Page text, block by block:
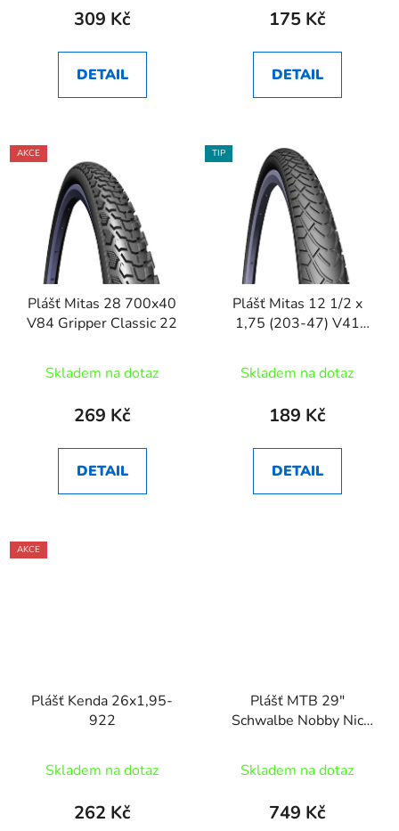
309 Kč
DETAIL
175 Kč
DETAIL
AKCE
Plášť Mitas 28 700x40
V84 Gripper Classic 22
Skladem na dotaz
269 Kč
DETAIL
TIP
Plášť Mitas 12 1/2 x
1,75 (203-47) V41
Skladem na dotaz
189 Kč
DETAIL
AKCE
Plášť Kenda 26x1,95-
922
Skladem na dotaz
262 Kč
Plášť MTB 29"
Schwalbe Nobby Nic
29x2,40 kevlar
Skladem na dotaz
749 Kč